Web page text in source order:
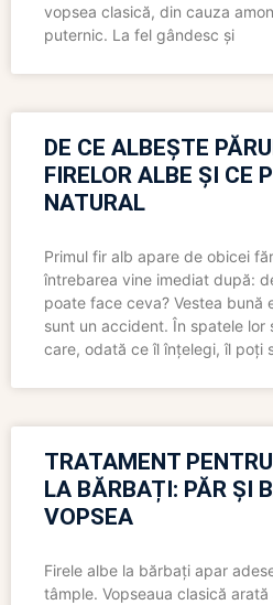
vopsea clasică, din cauza
puternic. La fel gândesc și
DE CE ALBEȘTE
FIRELOR ALBE ȘI CE
NATURAL
Primul fir alb apare de obicei
întrebarea vine imediat după:
poate face ceva? Vestea bună
sunt un accident. În spatele lor
care, odată ce îl înțelegi, îl poți
TRATAMENT
LA BĂRBAȚI: PĂR ȘI
VOPSEA
Firele albe la bărbați apar
tâmple. Vopseaua clasică